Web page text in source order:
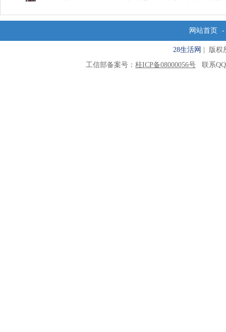
网站首页 -
28生活网
| 版权
工信部备案号： 桂ICP备08000056号 联系